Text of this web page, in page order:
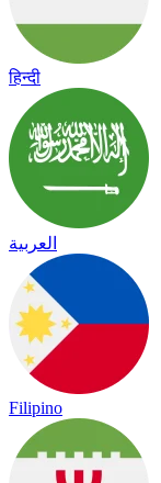
हिन्दी
العربية
Filipino